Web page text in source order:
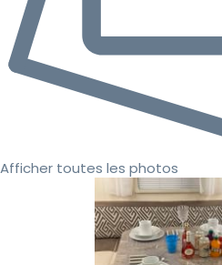
Afficher toutes les photos